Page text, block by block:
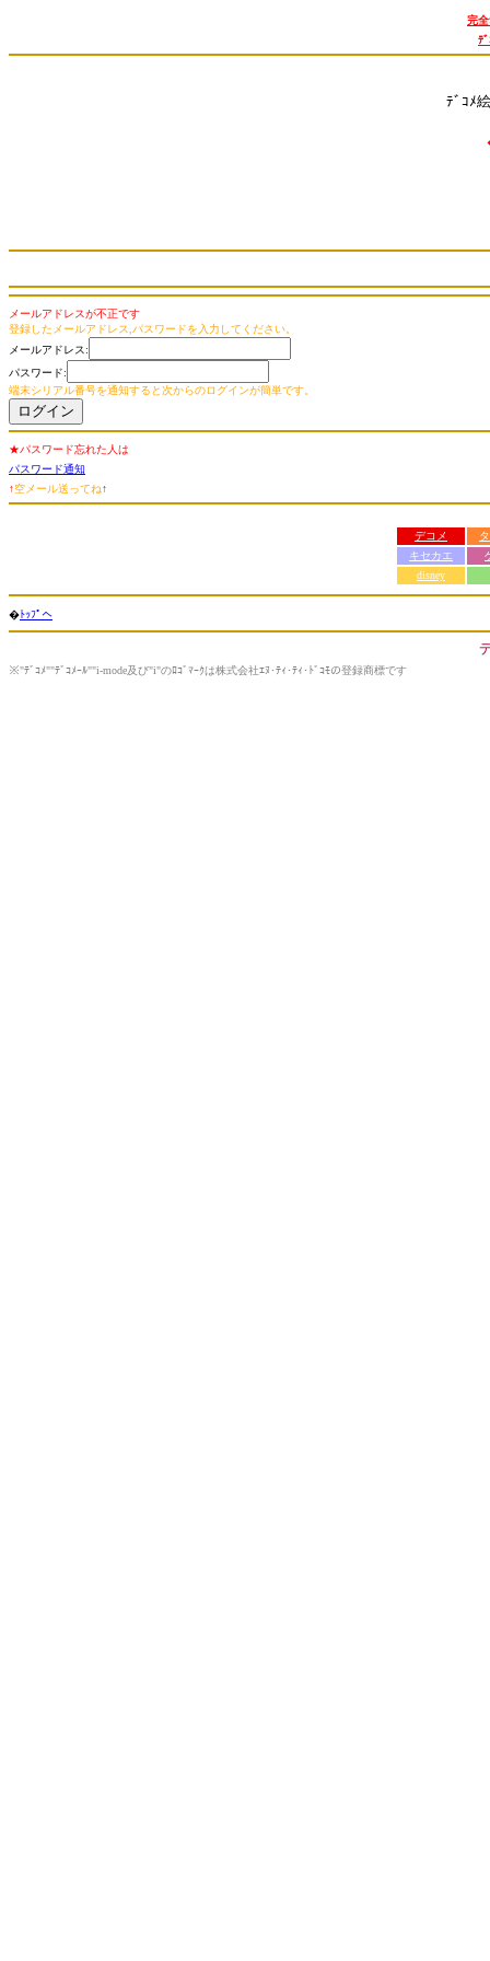
完
ﾃ
ﾃﾞｺﾒ
メールアドレスが不正です
登録したメールアドレス,パスワードを入力してください。
メールアドレス:
パスワード:
端末シリアル番号を通知すると次からのログインが簡単です。
★パスワード忘れた人は
パスワード通知
↑空メール送ってね↑
デコメ
キセカエ
disney
�ﾄｯﾌﾟへ
※"ﾃﾞｺﾒ""ﾃﾞｺﾒｰﾙ""i-mode及び"i"のﾛｺﾞﾏｰｸは株式会社ｴﾇ･ﾃｨ･ﾃｨ･ﾄﾞｺﾓの登録商標です